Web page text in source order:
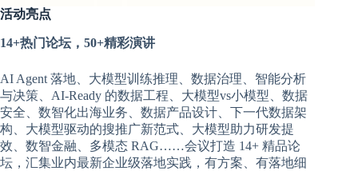
活动亮点
14+热门论坛，50+精彩演讲
AI Agent 落地、大模型训练推理、数据治理、智能分析
与决策、AI-Ready 的数据工程、大模型vs小模型、数据
安全、数智化出海业务、数据产品设计、下一代数据架
构、大模型驱动的搜推广新范式、大模型助力研发提
效、数智金融、多模态 RAG……会议打造 14+ 精品论
坛，汇集业内最新企业级落地实践，有方案、有落地细